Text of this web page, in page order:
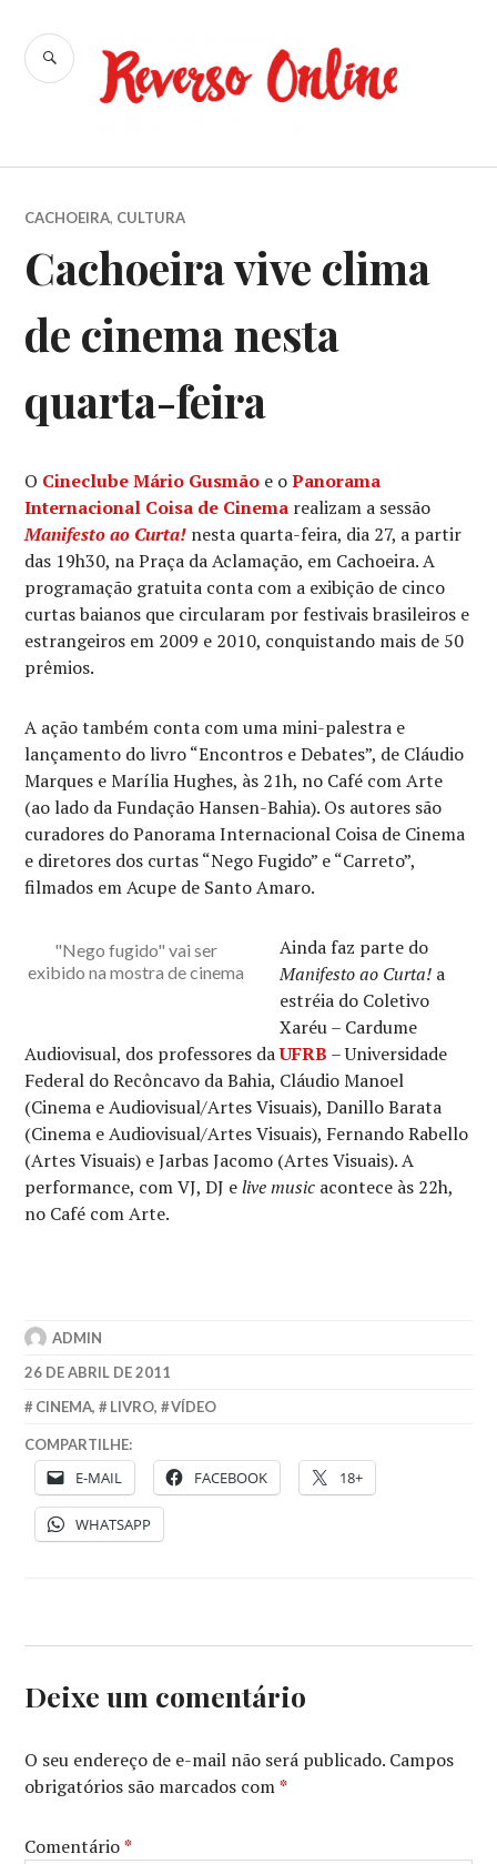
para
conteúdo
Reverso
BUSCA
CACHOEIRA, CULTURA
Cachoeira vive clima
de cinema nesta
quarta-feira
O Cineclube Mário Gusmão e oPanorama
Internacional Coisa de Cinema realizam a sessão
Manifesto ao Curta! nesta quarta-feira, dia 27, a partir
das 19h30, na Praça da Aclamação, em Cachoeira. A
programação gratuita conta com a exibição de cinco
curtas baianos que circularam por festivais brasileiros e
estrangeiros em 2009 e 2010, conquistando mais de 50
prêmios.
A ação também conta com uma mini-palestra e
lançamento do livro “Encontros e Debates”, de Cláudio
Marques e Marília Hughes, às 21h, no Café com Arte
(ao lado da Fundação Hansen-Bahia). Os autores são
curadores do Panorama Internacional Coisa de Cinema
e diretores dos curtas “Nego Fugido” e “Carreto”,
filmados em Acupe de Santo Amaro.
"Nego fugido" vai ser
exibido na mostra de cinema
Ainda faz parte do
Manifesto ao Curta! a
estréia do Coletivo
Xaréu – Cardume
Audiovisual, dos professores daUFRB – Universidade
Federal do Recôncavo da Bahia, Cláudio Manoel
(Cinema e Audiovisual/Artes Visuais), Danillo Barata
(Cinema e Audiovisual/Artes Visuais), Fernando Rabello
(Artes Visuais) e Jarbas Jacomo (Artes Visuais). A
performance, com VJ, DJ elive music acontece às 22h,
no Café com Arte.
ADMIN
26 DE ABRIL DE 2011
CINEMA, LIVRO, VÍDEO
COMPARTILHE:
E-MAIL FACEBOOK 18+
WHATSAPP
Deixe um comentário
O seu endereço de e-mail não será publicado. Campos
obrigatórios são marcados com*
Comentário*